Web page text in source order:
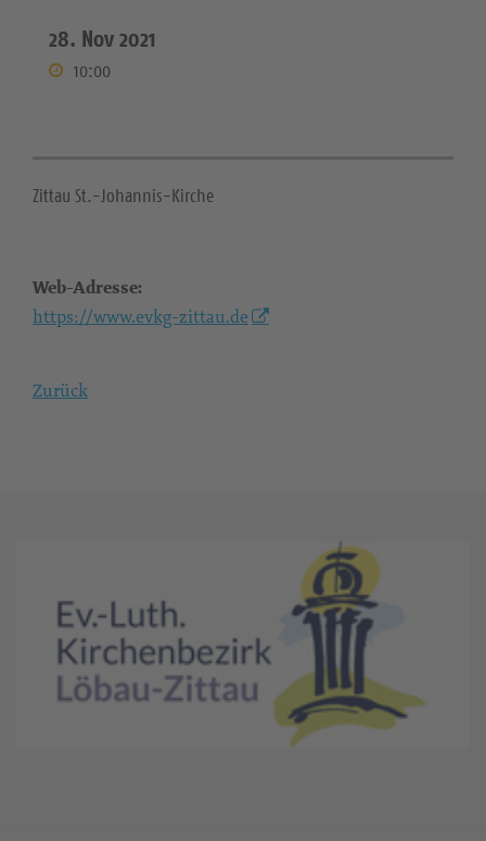
28. Nov 2021
10:00
Zittau St.-Johannis-Kirche
Web-Adresse:
https://www.evkg-zittau.de
Zurück